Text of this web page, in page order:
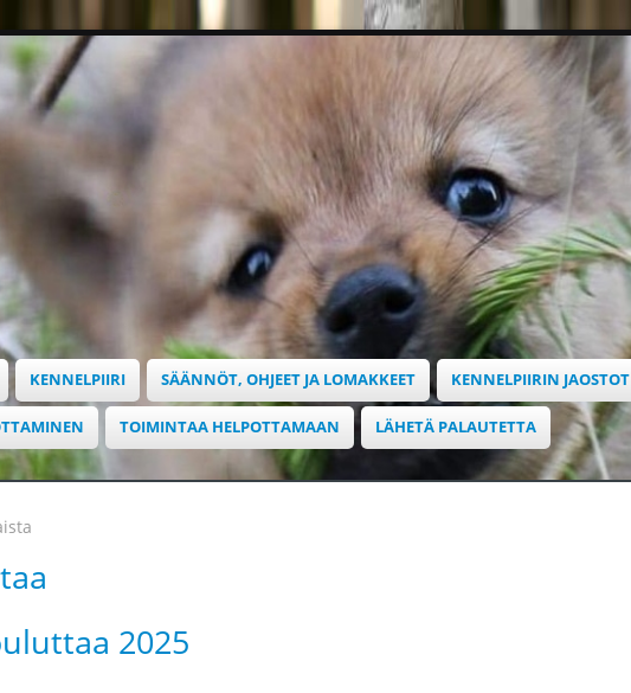
KENNELPIIRI SÄÄNNÖT, OHJEET JA LOMAKKEET KENNELPIIRIN JAOSTOT
TOIMINTAA HELPOTTAMAAN LÄHETÄ PALAUTETTA
2025